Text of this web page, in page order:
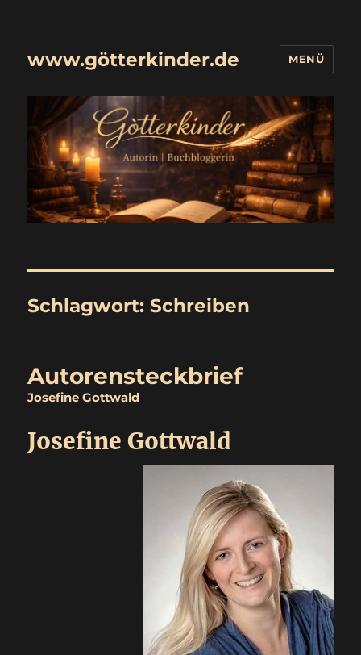
www.götterkinder.de MENÜ
Schlagwort:Schreiben
Autorensteckbrief
Josefine Gottwald
Josefine Gottwald